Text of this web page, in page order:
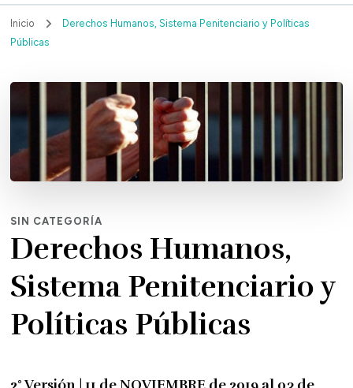
Inicio
Derechos Humanos, Sistema Penitenciario y Políticas
Públicas
SIN CATEGORÍA
Derechos Humanos,
Sistema Penitenciario y
Políticas Públicas